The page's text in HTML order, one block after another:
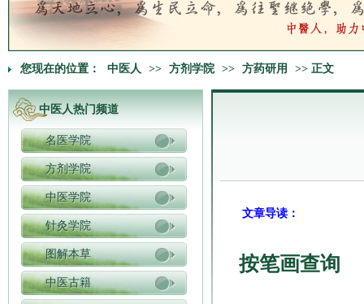
您现在的位置： 中医人 >> 方剂学院 >> 方药研用 >> 正文
中医人热门频道
名医学院
方剂学院
中医学院
针灸学院
图解本草
中医古籍
文章导读：
按笔画查询